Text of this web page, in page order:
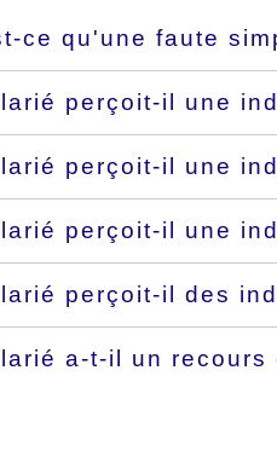
ce qu'une faute
perçoit-il une
perçoit-il une
perçoit-il une
perçoit-il des
a-t-il un